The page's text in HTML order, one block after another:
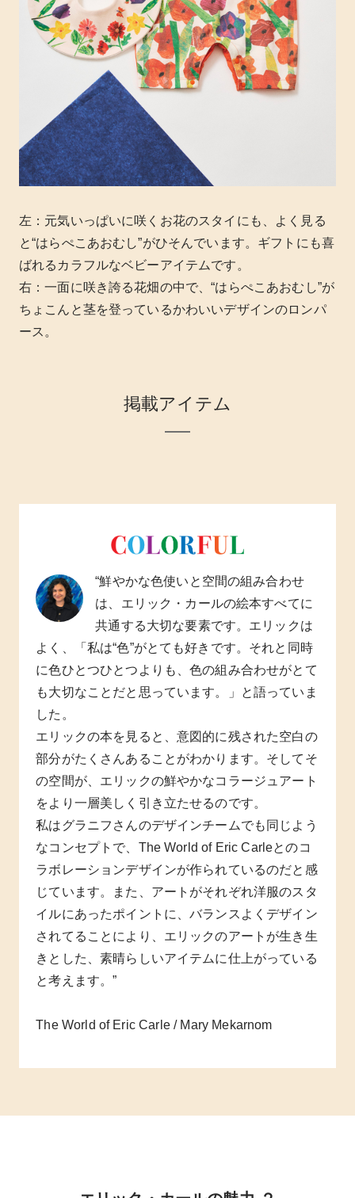
左：元気いっぱいに咲くお花のスタイにも、よく見る
と“はらぺこあおむし”がひそんでいます。ギフトにも喜
ばれるカラフルなベビーアイテムです。
右：一面に咲き誇る花畑の中で、“はらぺこあおむし”が
ちょこんと茎を登っているかわいいデザインのロンパ
ース。
掲載アイテム
“鮮やかな色使いと空間の組み合わせ
は、エリック・カールの絵本すべてに
共通する大切な要素です。エリックは
よく、「私は“色”がとても好きです。それと同時
に色ひとつひとつよりも、色の組み合わせがとて
も大切なことだと思っています。」と語っていま
した。
エリックの本を見ると、意図的に残された空白の
部分がたくさんあることがわかります。そしてそ
の空間が、エリックの鮮やかなコラージュアート
をより一層美しく引き立たせるのです。
私はグラニフさんのデザインチームでも同じよう
なコンセプトで、The World of Eric Carleとのコ
ラボレーションデザインが作られているのだと感
じています。また、アートがそれぞれ洋服のスタ
イルにあったポイントに、バランスよくデザイン
されてることにより、エリックのアートが生き生
きとした、素晴らしいアイテムに仕上がっている
と考えます。”
The World of Eric Carle / Mary Mekarnom